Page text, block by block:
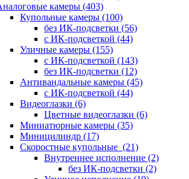
камеры (403)
Купольные камеры (100)
без ИК-подсветки (56)
с ИК-подсветкой (44)
Уличные камеры (155)
с ИК-подсветкой (143)
без ИК-подсветки (12)
Антивандальные камеры (45)
с ИК-подсветкой (44)
Видеоглазки (6)
Цветные видеоглазки (6)
Миниатюрные камеры (35)
Миницилиндр (17)
Скоростные купольные (21)
Внутреннее исполнение (2)
без ИК-подсветки (2)